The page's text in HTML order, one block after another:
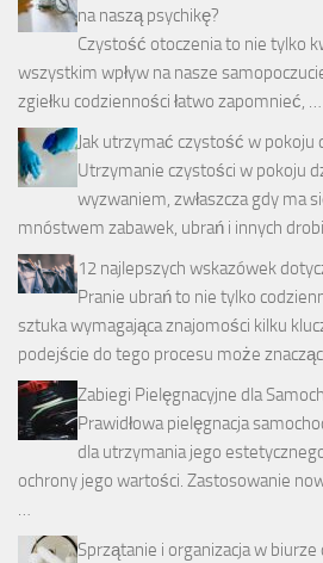
na naszą psychikę?
Czystość otoczenia to nie tylko
wszystkim wpływ na nasze
zgiełku codzienności łatwo zapomnieć, …
Jak utrzymać czystość w pokoju
Utrzymanie czystości w pokoju
wyzwaniem, zwłaszcza gdy ma
mnóstwem zabawek, ubrań i innych
12 najlepszych wskazówek
Pranie ubrań to nie tylko
sztuka wymagająca znajomości kilku
podejście do tego procesu może
Zabiegi Pielęgnacyjne dla
Prawidłowa pielęgnacja
dla utrzymania jego
ochrony jego wartości. Zastosowanie
…
Sprzątanie i organizacja w